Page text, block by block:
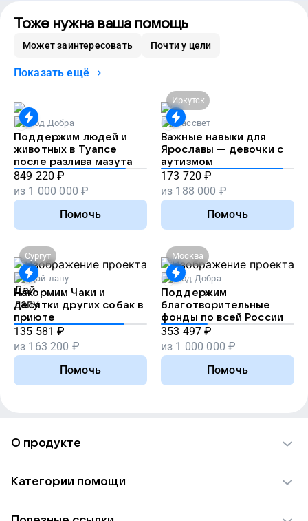
Тоже нужна ваша помощь
Может заинтересовать Почти у цели
Показать ещё
Код Добра
Поддержим людей и
животных в Туапсе
после разлива мазута
849 220 ₽
из 1 000 000 ₽
Помочь
Иркутск
Рассвет
Важные навыки для
Ярославы — девочки с
аутизмом
173 720 ₽
из 188 000 ₽
Помочь
Сургут
Дай лапу
Накормим Чаки и
десятки других собак в
приюте
135 581 ₽
из 163 200 ₽
Помочь
Москва
Код Добра
Поддержим
благотворительные
фонды по всей России
353 497 ₽
из 1 000 000 ₽
Помочь
О продукте
Использование материалов
Категории помощи